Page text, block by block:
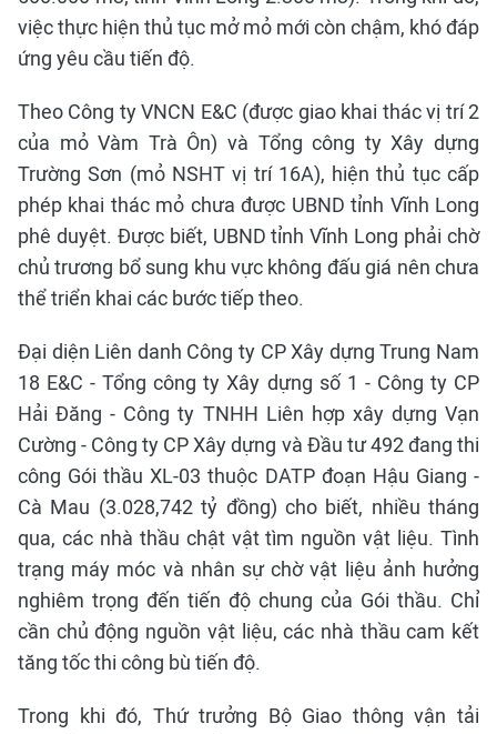
việc thực hiện thủ tục mở mỏ mới còn chậm, khó đáp
ứng yêu cầu tiến độ.
Theo Công ty VNCN E&C (được giao khai thác vị trí 2
của mỏ Vàm Trà Ôn) và Tổng công ty Xây dựng
Trường Sơn (mỏ NSHT vị trí 16A), hiện thủ tục cấp
phép khai thác mỏ chưa được UBND tỉnh Vĩnh Long
phê duyệt. Được biết, UBND tỉnh Vĩnh Long phải chờ
chủ trương bổ sung khu vực không đấu giá nên chưa
thể triển khai các bước tiếp theo.
Đại diện Liên danh Công ty CP Xây dựng Trung Nam
18 E&C - Tổng công ty Xây dựng số 1 - Công ty CP
Hải Đăng - Công ty TNHH Liên hợp xây dựng Vạn
Cường - Công ty CP Xây dựng và Đầu tư 492 đang thi
công Gói thầu XL-03 thuộc DATP đoạn Hậu Giang -
Cà Mau (3.028,742 tỷ đồng) cho biết, nhiều tháng
qua, các nhà thầu chật vật tìm nguồn vật liệu. Tình
trạng máy móc và nhân sự chờ vật liệu ảnh hưởng
nghiêm trọng đến tiến độ chung của Gói thầu. Chỉ
cần chủ động nguồn vật liệu, các nhà thầu cam kết
tăng tốc thi công bù tiến độ.
Trong khi đó, Thứ trưởng Bộ Giao thông vận tải